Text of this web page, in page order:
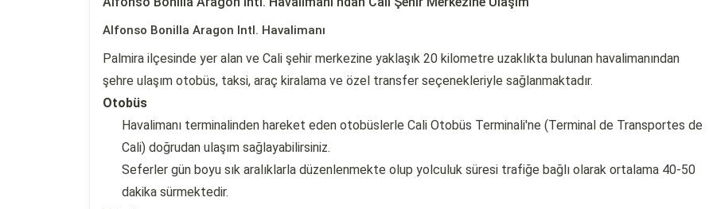
Alfonso Bonilla Aragon Intl. Havalimanı
Palmira ilçesinde yer alan ve Cali şehir merkezine yaklaşık 20 kilometre uzaklıkta bulunan havalimanından
şehre ulaşım otobüs, taksi, araç kiralama ve özel transfer seçenekleriyle sağlanmaktadır.
Otobüs
Havalimanı terminalinden hareket eden otobüslerle Cali Otobüs Terminali'ne (Terminal de Transportes de
Cali) doğrudan ulaşım sağlayabilirsiniz.
Seferler gün boyu sık aralıklarla düzenlenmekte olup yolculuk süresi trafiğe bağlı olarak ortalama 40-50
dakika sürmektedir.